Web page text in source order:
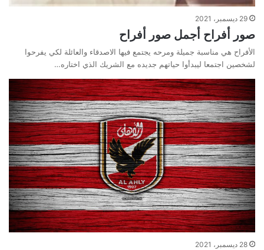
29 ديسمبر، 2021
صور أفراح أجمل صور أفراح
الأفراح هي مناسبة جميلة ومرحه يجتمع فيها الاصدقاء والعائلة لكي يفرحوا
لشخصين اجتمعا ليبدأوا حياتهم جديده مع الشريك الذي اختاره…
28 ديسمبر، 2021